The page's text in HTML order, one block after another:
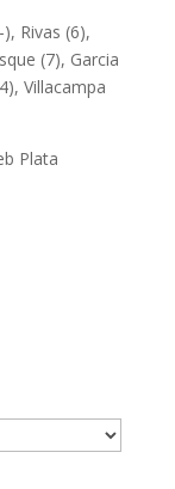
Rivas (6),
(7), Garcia
Villacampa
Plata